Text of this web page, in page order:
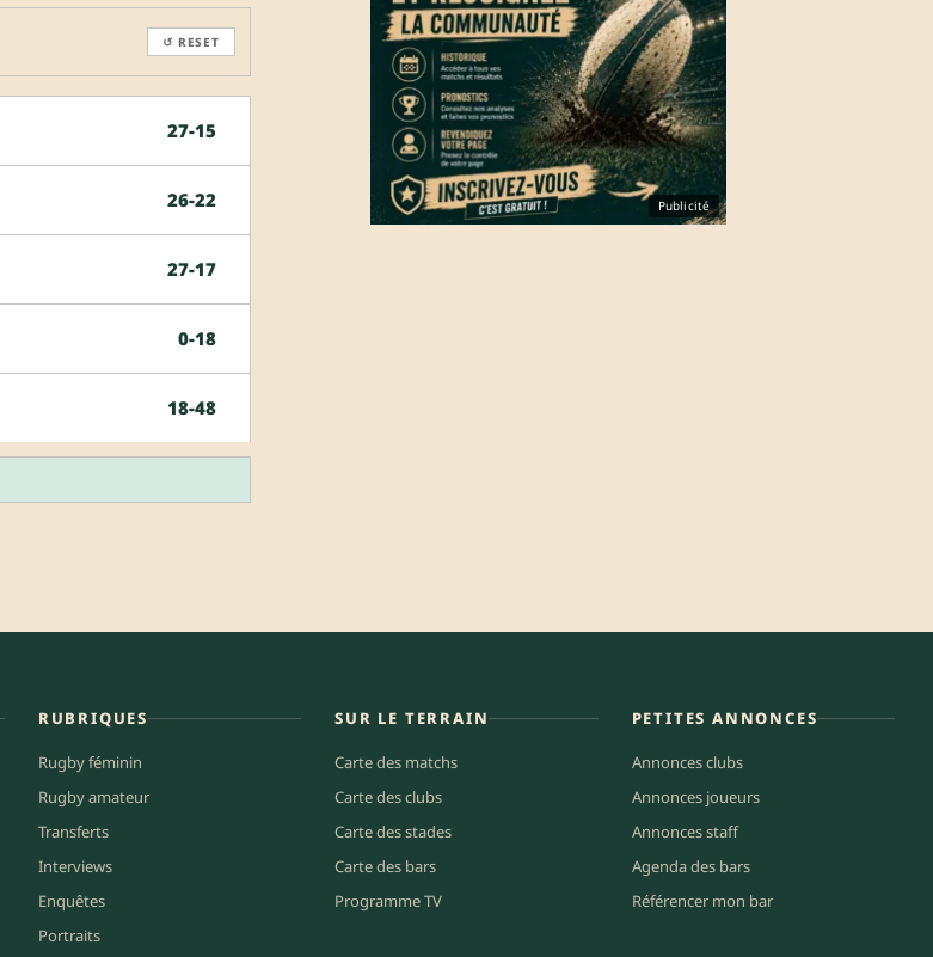
↺ RESET
27-15
26-22
27-17
0-18
18-48
Publicité
RUBRIQUES
Rugby féminin
Rugby amateur
Transferts
Interviews
Enquêtes
Portraits
SUR LE TERRAIN
Carte des matchs
Carte des clubs
Carte des stades
Carte des bars
Programme TV
PETITES ANNONCES
Annonces clubs
Annonces joueurs
Annonces staff
Agenda des bars
Référencer mon bar